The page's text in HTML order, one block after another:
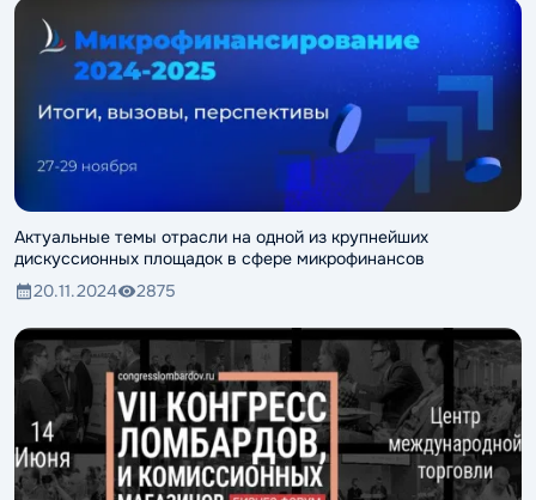
Актуальные темы отрасли на одной из крупнейших
дискуссионных площадок в сфере микрофинансов
20.11.2024
2875